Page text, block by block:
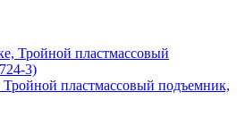
пластмассовый подъемник,